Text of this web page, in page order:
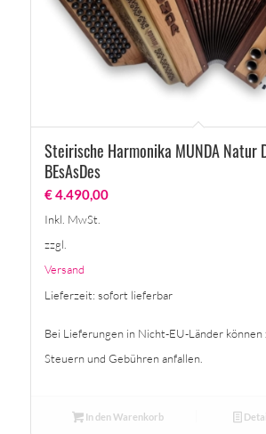
Steirische Harmonika MUNDA Natur
BEsAsDes
€4.490,00
Inkl. MwSt.
zzgl.
Versand
Lieferzeit: sofort lieferbar
Bei Lieferungen in Nicht-EU-Länder können
Steuern und Gebühren anfallen.
In den Warenkorb